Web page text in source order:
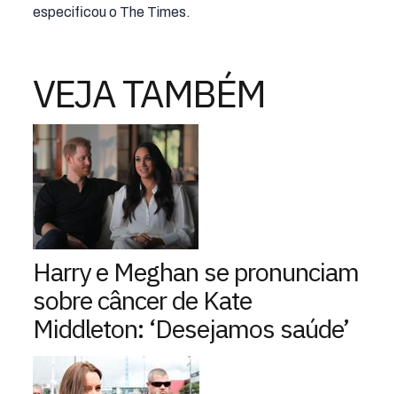
especificou o The Times.
VEJA TAMBÉM
Harry e Meghan se pronunciam
sobre câncer de Kate
Middleton: ‘Desejamos saúde’